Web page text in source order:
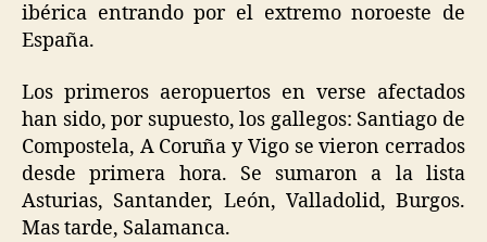
ibérica entrando por el extremo noroeste de
España.
Los primeros aeropuertos en verse afectados
han sido, por supuesto, los gallegos: Santiago de
Compostela, A Coruña y Vigo se vieron cerrados
desde primera hora. Se sumaron a la lista
Asturias, Santander, León, Valladolid, Burgos.
Mas tarde, Salamanca.